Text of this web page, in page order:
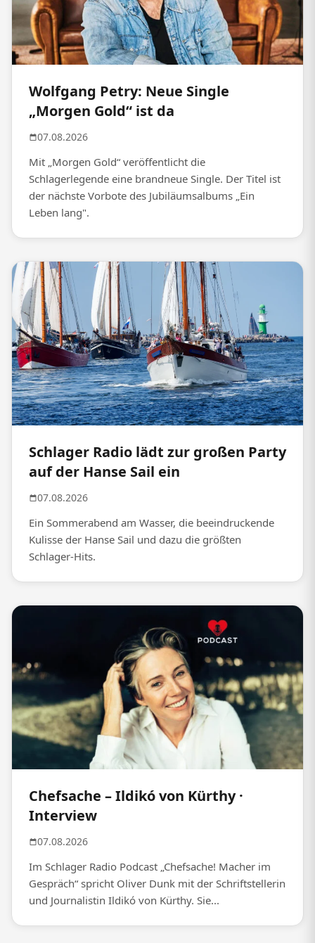
Wolfgang Petry: Neue Single
„Morgen Gold“ ist da
07.08.2026
Mit „Morgen Gold“ veröffentlicht die
Schlagerlegende eine brandneue Single. Der Titel ist
der nächste Vorbote des Jubiläumsalbums „Ein
Leben lang".
Schlager Radio lädt zur großen Party
auf der Hanse Sail ein
07.08.2026
Ein Sommerabend am Wasser, die beeindruckende
Kulisse der Hanse Sail und dazu die größten
Schlager-Hits.
Chefsache – Ildikó von Kürthy ·
Interview
07.08.2026
Im Schlager Radio Podcast „Chefsache! Macher im
Gespräch“ spricht Oliver Dunk mit der Schriftstellerin
und Journalistin Ildikó von Kürthy. Sie...